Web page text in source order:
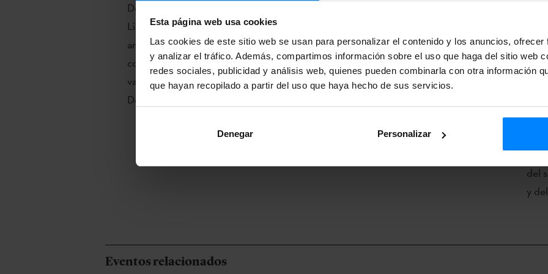
Esta página web usa cookies
Las cookies de este sitio web se usan para personalizar el contenido y los anuncios,
y analizar el tráfico. Además, compartimos información sobre el uso que haga del sitio web
redes sociales, publicidad y análisis web, quienes pueden combinarla con otra información
que hayan recopilado a partir del uso que haya hecho de sus servicios.
Denegar Personalizar
Del 3 al 7 de agosto se celebrará en
Libourne el festival FEST ´ARTS de
arte callejero, que este año contará
con la presencia de las compañías
vascas Amaia Elizaran, Lasala y
Deabru Beltzak.
de las Artes de Navarra, congregará
en Pamplona a cerca de 700
profesionales de las artes y las
talleres y exhibiciones artísticas.
el
del
y
Eventos relacionados